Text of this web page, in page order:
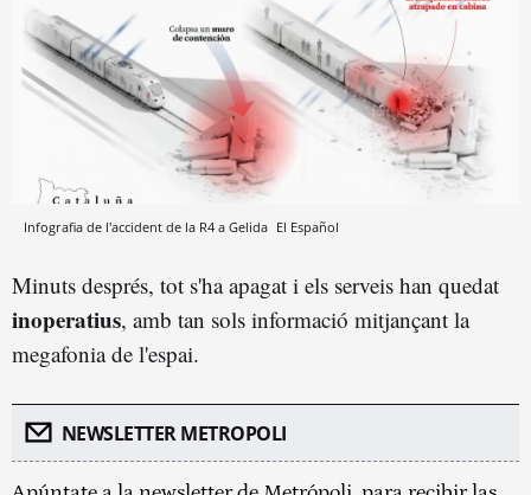
Infografia de l'accident de la R4 a Gelida El Español
Minuts després, tot s'ha apagat i els serveis han quedat
inoperatius, amb tan sols informació mitjançant la
megafonia de l'espai.
NEWSLETTER METROPOLI